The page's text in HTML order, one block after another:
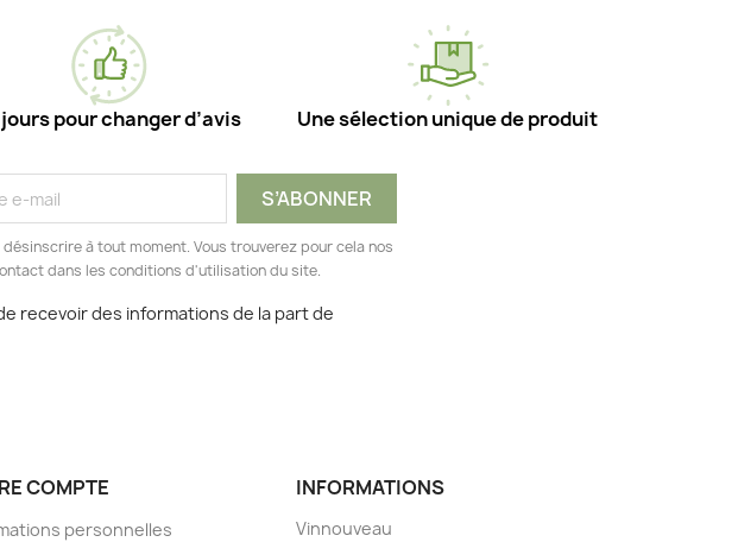
jours pour changer d’avis Une sélection unique de produit
désinscrire à tout moment. Vous trouverez pour cela nos
dans les conditions d'utilisation du site.
recevoir des informations de la part de
COMPTE
personnelles
INFORMATIONS
Vinnouveau